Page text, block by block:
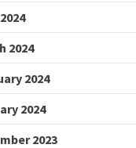
2024
2024
2024
2023